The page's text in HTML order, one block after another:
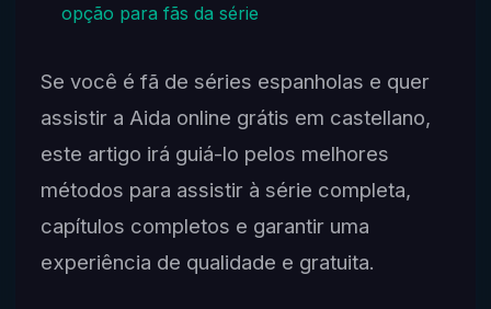
opção para fãs da série
Se você é fã de séries espanholas e quer
assistir a Aida online grátis em castellano,
este artigo irá guiá-lo pelos melhores
métodos para assistir à série completa,
capítulos completos e garantir uma
experiência de qualidade e gratuita.